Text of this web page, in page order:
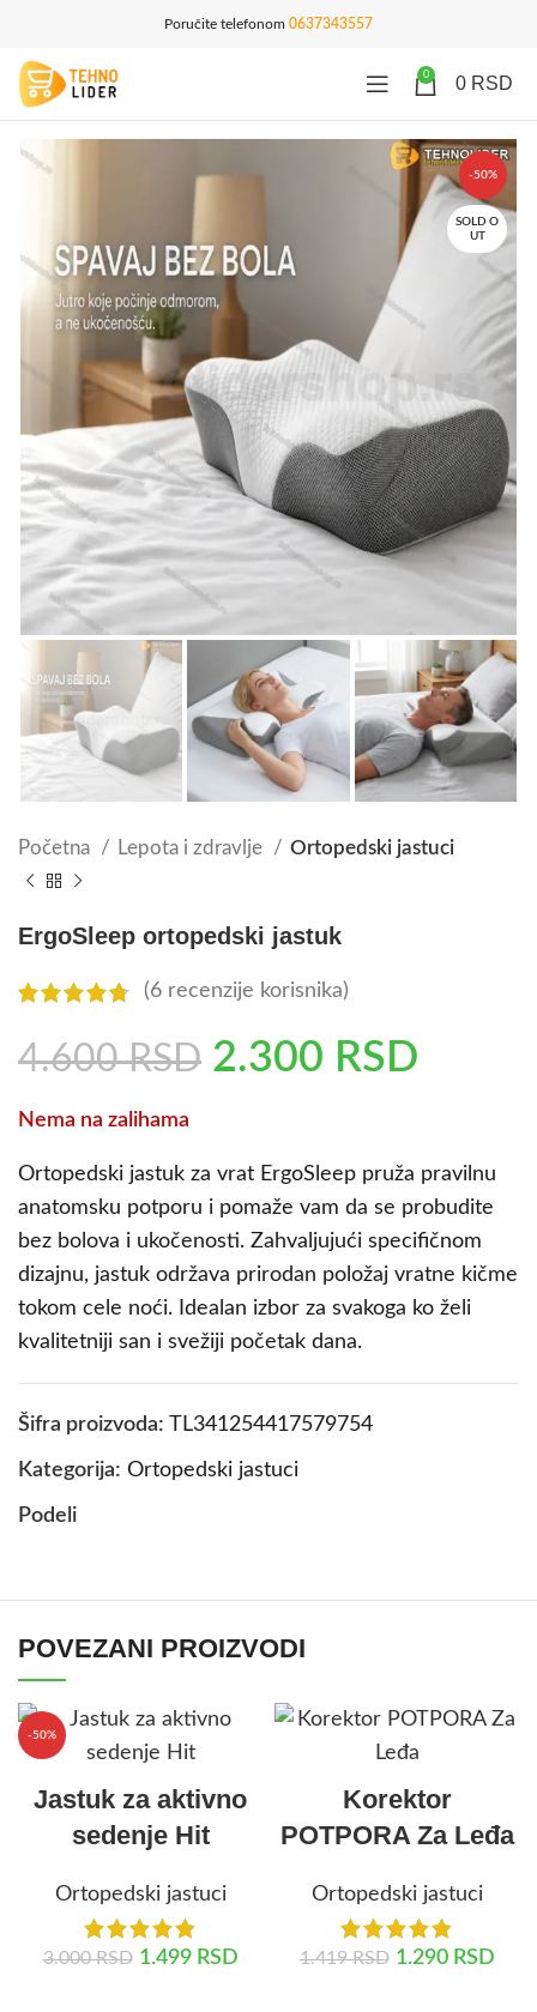
Poručite telefonom 0637343557
0 0 RSD
-50%
SOLD O
UT
Početna Lepota i zdravlje Ortopedski jastuci
ErgoSleep ortopedski jastuk
(6 recenzije korisnika)
4.600RSD 2.300 RSD
Nema na zalihama
Ortopedski jastuk za vrat ErgoSleep pruža pravilnu
anatomsku potporu i pomaže vam da se probudite
bez bolova i ukočenosti. Zahvaljujući specifičnom
dizajnu, jastuk održava prirodan položaj vratne kičme
tokom cele noći. Idealan izbor za svakoga ko želi
kvalitetniji san i svežiji početak dana.
Šifra proizvoda: TL341254417579754
Kategorija: Ortopedski jastuci
Podeli
POVEZANI PROIZVODI
-50%
Jastuk za aktivno
sedenje Hit
Ortopedski jastuci
3.000RSD 1.499 RSD
Korektor
POTPORA Za Leđa
Ortopedski jastuci
1.419RSD 1.290 RSD